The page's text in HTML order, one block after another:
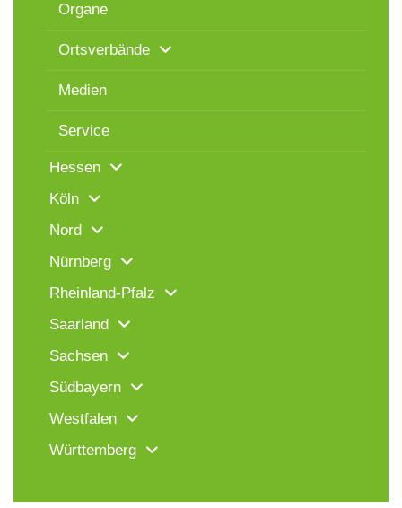
Organe
Ortsverbände
Medien
Service
Hessen
Köln
Nord
Nürnberg
Rheinland-Pfalz
Saarland
Sachsen
Südbayern
Westfalen
Württemberg